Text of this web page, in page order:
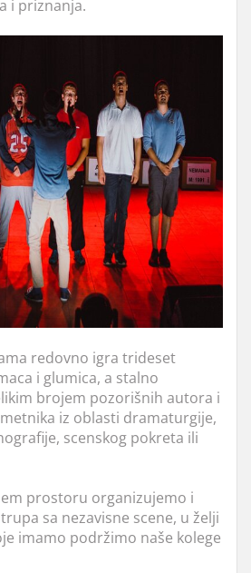
i priznanja.
redovno igra trideset
i glumica, a stalno
brojem pozorišnih autora i
iz oblasti dramaturgije,
scenskog pokreta ili
prostoru organizujemo i
sa nezavisne scene, u želji
imamo podržimo naše kolege